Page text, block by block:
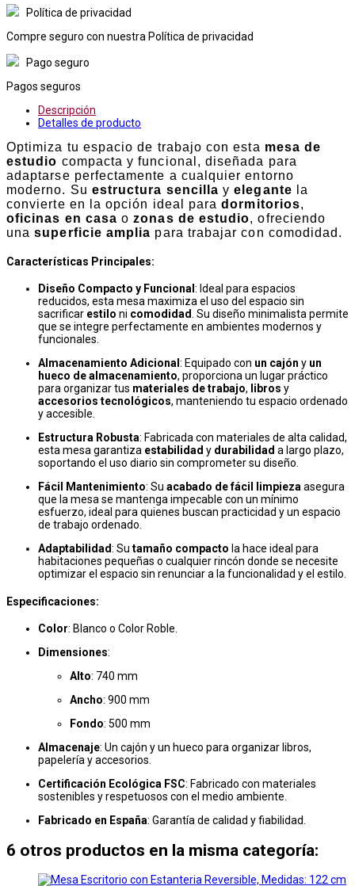
Política de privacidad
Compre seguro con nuestra Política de privacidad
Pago seguro
Pagos seguros
Descripción
Detalles de producto
Optimiza tu espacio de trabajo con esta mesa de
estudio compacta y funcional, diseñada para
adaptarse perfectamente a cualquier entorno
moderno. Su estructura sencilla yelegante la
convierte en la opción ideal paradormitorios,
oficinas en casa ozonas de estudio, ofreciendo
unasuperficie amplia para trabajar con comodidad.
Características Principales:
Diseño Compacto y Funcional : Ideal para espacios
reducidos, esta mesa maximiza el uso del espacio sin
sacrificar estilo ni comodidad . Su diseño minimalista permite
que se integre perfectamente en ambientes modernos y
funcionales.
Almacenamiento Adicional : Equipado con un cajón y un
hueco de almacenamiento, proporciona un lugar práctico
para organizar tus materiales de trabajo, libros y
accesorios tecnológicos, manteniendo tu espacio ordenado
y accesible.
Estructura Robusta: Fabricada con materiales de alta calidad,
esta mesa garantiza estabilidad y durabilidad a largo plazo,
soportando el uso diario sin comprometer su diseño.
Fácil Mantenimiento: Su acabado de fácil limpieza asegura
que la mesa se mantenga impecable con un mínimo
esfuerzo, ideal para quienes buscan practicidad y un espacio
de trabajo ordenado.
Adaptabilidad: Su tamaño compacto la hace ideal para
habitaciones pequeñas o cualquier rincón donde se necesite
optimizar el espacio sin renunciar a la funcionalidad y el estilo.
Especificaciones:
Color: Blanco o Color Roble.
Dimensiones:
Alto: 740 mm
Ancho: 900 mm
Fondo: 500 mm
Almacenaje: Un cajón y un hueco para organizar libros,
papelería y accesorios.
Certificación Ecológica FSC: Fabricado con materiales
sostenibles y respetuosos con el medio ambiente.
Fabricado en España: Garantía de calidad y fiabilidad.
6 otros productos en la misma categoría: